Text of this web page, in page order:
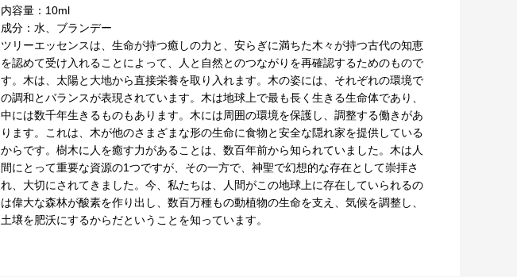
内容量：10ml
成分：水、ブランデー
ツリーエッセンスは、生命が持つ癒しの力と、安らぎに満ちた木々が持つ古代の知恵
を認めて受け入れることによって、人と自然とのつながりを再確認するためのもので
す。木は、太陽と大地から直接栄養を取り入れます。木の姿には、それぞれの環境で
の調和とバランスが表現されています。木は地球上で最も長く生きる生命体であり、
中には数千年生きるものもあります。木には周囲の環境を保護し、調整する働きがあ
ります。これは、木が他のさまざまな形の生命に食物と安全な隠れ家を提供している
からです。樹木に人を癒す力があることは、数百年前から知られていました。木は人
間にとって重要な資源の1つですが、その一方で、神聖で幻想的な存在として崇拝さ
れ、大切にされてきました。今、私たちは、人間がこの地球上に存在していられるの
は偉大な森林が酸素を作り出し、数百万種もの動植物の生命を支え、気候を調整し、
土壌を肥沃にするからだということを知っています。